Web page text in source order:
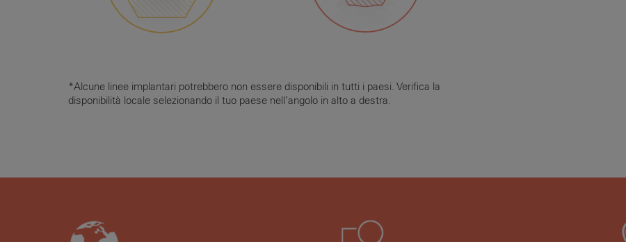
*Alcune linee implantari potrebbero non essere disponibili in tutti i paesi. Verifica la
disponibilità locale selezionando il tuo paese nell’angolo in alto a destra.